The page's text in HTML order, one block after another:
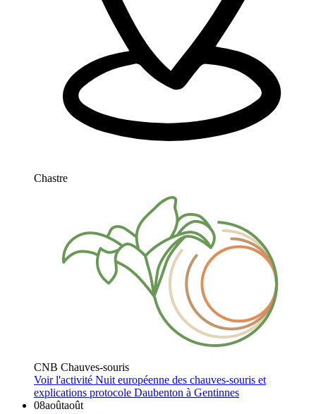
Chastre
CNB Chauves-souris
Voir l'activité Nuit européenne des chauves-souris et
explications protocole Daubenton à Gentinnes
08aoûtaoût